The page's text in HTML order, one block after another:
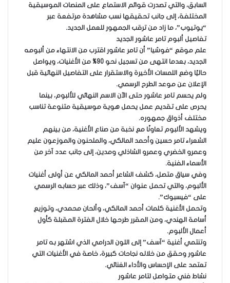
السابق، والتي تصدرت قوائم الاستماع على المنصات الموسيقية
المختلفة، إلى جانب تحقيقها نسب مشاهدة مرتفعة عبر
“يوتيوب”، ما زاد من ترقب الجمهور للعمل الجديد.
تفاصيل ألبوم تامر عاشور الجديد
علم موقع “فوشيا” أن تامر عاشور اقترب من الانتهاء من ألبومه
الجديد، بعدما انتهى من تسجيل نحو 90% من الأغنيات، ويواصل
حاليًا وضع اللمسات الأخيرة والاستقرار على التفاصيل النهائية قبل
الإعلان عن موعد الطرح الرسمي.
ولم يحسم تامر عاشور حتى الآن الاسم النهائي للألبوم، بينما
يحرص على تقديم عمل يحمل هوية موسيقية متنوعة تناسب
مختلف أذواق جمهوره.
ويشهد الألبوم تعاونًا مع نخبة من صناع الأغنية، من بينهم
الشعراء تامر حسين وأحمد المالكي، والملحنون والموزعون عليم
وعمرو الخضري وعمرو الشاذلي ومدين، إلى جانب عدد آخر من
الأسماء الفنية.
وفي سياق متصل، كشف الشاعر أحمد المالكي عن أولى أغنيات
الألبوم، والتي تحمل عنوان “آسف”، وذلك عبر حسابه الرسمي
على “فيسبوك”.
وتحمل الأغنية كلمات أحمد المالكي، وألحان محمدي، وتوزيع
أسامة الهندي، ومن المقرر طرحها خلال الفترة المقبلة كأول
أعمال الألبوم.
وتنتمي أغنية “آسف” إلى اللون الدرامي الذي اشتهر به تامر
عاشور وحقق من خلاله نجاحات كبيرة، خاصة في الأغنيات التي
تعتمد على الإحساس والأداء الغنائي.
نشاط فني متواصل لتامر عاشور